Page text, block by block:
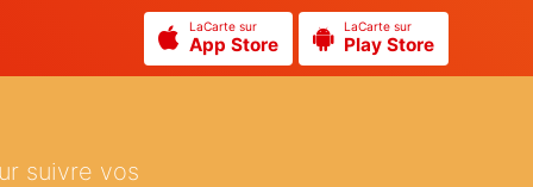
LaCarte sur
App Store
LaCarte sur
Play Store
suivre vos